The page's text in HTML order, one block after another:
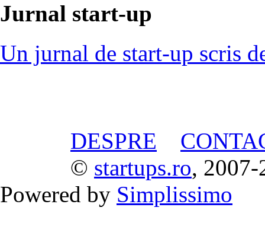
Jurnal start-up
Un jurnal de start-up scris
DESPRE
© startups.ro, 2007-
Powered by Simplissimo